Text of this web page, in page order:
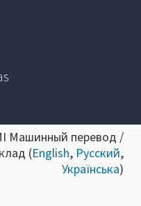
Машинный перевод /
(English, Русский,
Українська)